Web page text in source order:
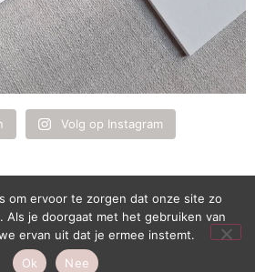
Volg op Instagram
om ervoor te zorgen dat onze site zo
Als je doorgaat met het gebruiken van
ervan uit dat je ermee instemt.
Ok
Nee
Live chat
1